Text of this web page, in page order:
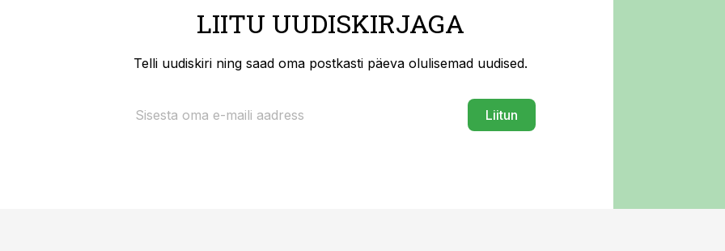
LIITU UUDISKIRJAGA
Telli uudiskiri ning saad oma postkasti päeva olulisemad uudised.
Liitun